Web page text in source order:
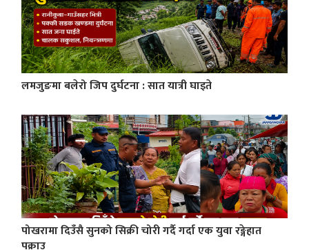
लमजुङमा बलेरो जिप दुर्घटना : सात यात्री घाइते
पोखरामा दिउँसै सुनको सिक्री चोरी गर्दै गर्दा एक युवा रङ्गेहात